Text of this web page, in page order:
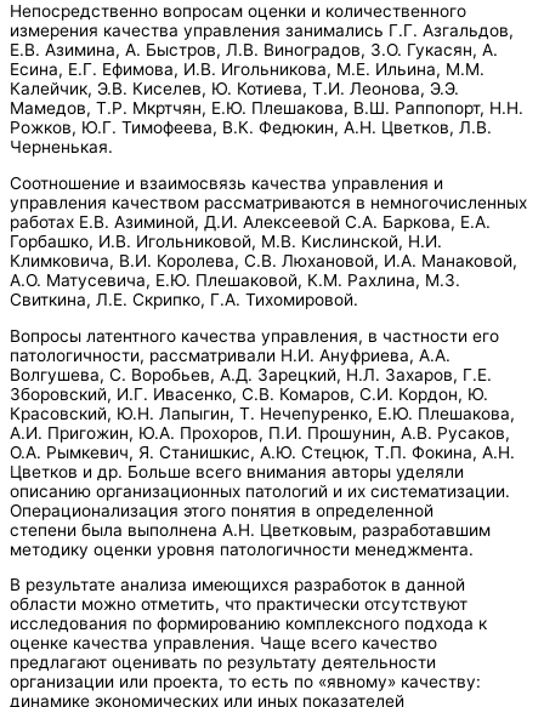
Непосредственно вопросам оценки и количественного
измерения качества управления занимались Г.Г. Азгальдов,
Е.В. Азимина, А. Быстров, Л.В. Виноградов, З.О. Гукасян, А.
Есина, Е.Г. Ефимова, И.В. Игольникова, М.Е. Ильина, М.М.
Калейчик, Э.В. Киселев, Ю. Котиева, Т.И. Леонова, Э.Э.
Мамедов, Т.Р. Мкртчян, Е.Ю. Плешакова, В.Ш. Раппопорт, Н.Н.
Рожков, Ю.Г. Тимофеева, В.К. Федюкин, А.Н. Цветков, Л.В.
Черненькая.
Соотношение и взаимосвязь качества управления и
управления качеством рассматриваются в немногочисленных
работах Е.В. Азиминой, Д.И. Алексеевой С.А. Баркова, Е.А.
Горбашко, И.В. Игольниковой, М.В. Кислинской, Н.И.
Климковича, В.И. Королева, С.В. Люхановой, И.А. Манаковой,
А.О. Матусевича, Е.Ю. Плешаковой, К.М. Рахлина, М.З.
Свиткина, Л.Е. Скрипко, Г.А. Тихомировой.
Вопросы латентного качества управления, в частности его
патологичности, рассматривали Н.И. Ануфриева, А.А.
Волгушева, С. Воробьев, А.Д. Зарецкий, Н.Л. Захаров, Г.Е.
Зборовский, И.Г. Ивасенко, С.В. Комаров, С.И. Кордон, Ю.
Красовский, Ю.Н. Лапыгин, Т. Нечепуренко, Е.Ю. Плешакова,
А.И. Пригожин, Ю.А. Прохоров, П.И. Прошунин, А.В. Русаков,
О.А. Рымкевич, Я. Станишкис, А.Ю. Стецюк, Т.П. Фокина, А.Н.
Цветков и др. Больше всего внимания авторы уделяли
описанию организационных патологий и их систематизации.
Операционализация этого понятия в определенной
степени была выполнена А.Н. Цветковым, разработавшим
методику оценки уровня патологичности менеджмента.
В результате анализа имеющихся разработок в данной
области можно отметить, что практически отсутствуют
исследования по формированию комплексного подхода к
оценке качества управления. Чаще всего качество
предлагают оценивать по результату деятельности
организации или проекта, то есть по «явному» качеству:
динамике экономических или иных показателей